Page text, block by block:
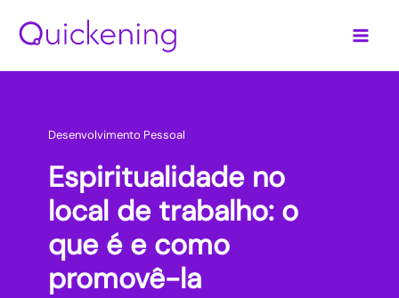
para
Desenvolvimento Pessoal
Espiritualidade no
local de trabalho: o
que é e como
promovê-la